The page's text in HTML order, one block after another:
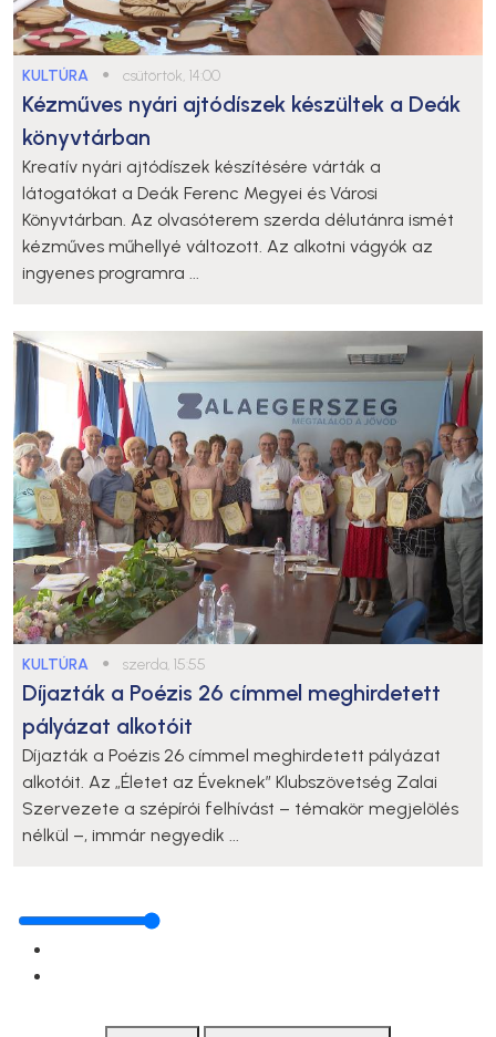
KULTÚRA ● csütörtök, 14:00
Kézműves nyári ajtódíszek készültek a Deák
könyvtárban
Kreatív nyári ajtódíszek készítésére várták a
látogatókat a Deák Ferenc Megyei és Városi
Könyvtárban. Az olvasóterem szerda délutánra ismét
kézműves műhellyé változott. Az alkotni vágyók az
ingyenes programra ...
KULTÚRA ● szerda, 15:55
Díjazták a Poézis 26 címmel meghirdetett
pályázat alkotóit
Díjazták a Poézis 26 címmel meghirdetett pályázat
alkotóit. Az „Életet az Éveknek” Klubszövetség Zalai
Szervezete a szépírói felhívást – témakör megjelölés
nélkül –, immár negyedik ...